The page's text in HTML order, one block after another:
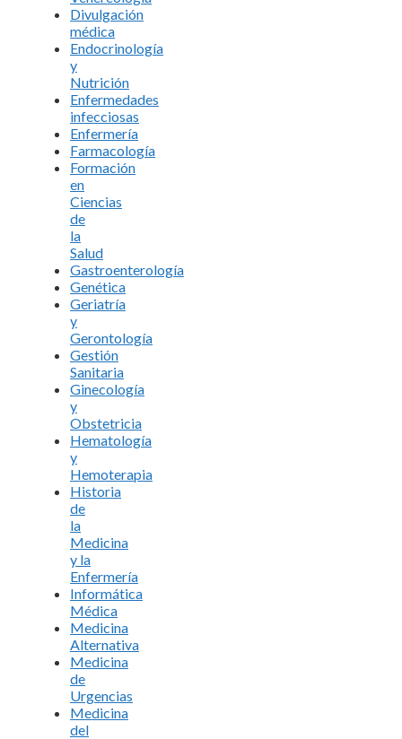
Divulgación
médica
Endocrinología
y
Nutrición
Enfermedades
infecciosas
Enfermería
Farmacología
Formación
en
Ciencias
de
la
Salud
Gastroenterología
Genética
Geriatría
y
Gerontología
Gestión
Sanitaria
Ginecología
y
Obstetricia
Hematología
y
Hemoterapia
Historia
de
la
Medicina
y la
Enfermería
Informática
Médica
Medicina
Alternativa
Medicina
de
Urgencias
Medicina
del